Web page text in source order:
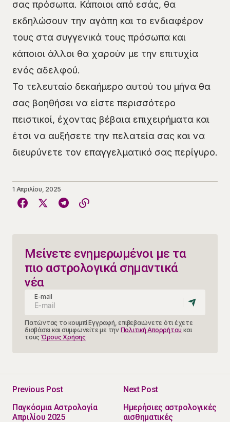
σας πρόσωπα. Κάποιοι από εσάς, θα
εκδηλώσουν την αγάπη και το ενδιαφέρον
τους στα συγγενικά τους πρόσωπα και
κάποιοι άλλοι θα χαρούν με την επιτυχία
ενός αδελφού.
Το τελευταίο δεκαήμερο αυτού του μήνα θα
σας βοηθήσει να είστε περισσότερο
πειστικοί, έχοντας βέβαια επιχειρήματα και
έτσι να αυξήσετε την πελατεία σας και να
διευρύνετε τον επαγγελματικό σας περίγυρο.
1 Απριλίου, 2025
Μείνετε ενημερωμένοι με τα
πιο αστρολογικά σημαντικά
νέα
E-mail
Πατώντας το κουμπί Εγγραφή, επιβεβαιώνετε ότι έχετε
διαβάσει και συμφωνείτε με την Πολιτική Απορρήτου και
τους Όρους Χρήσης
Previous Post
Παγκόσμια Αστρολογία
Απριλίου 2025
Next Post
Ημερήσιες αστρολογικές
αισθηματικές